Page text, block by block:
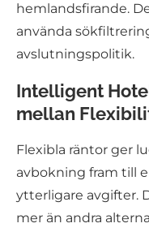
hemlandsfirande.
använda
avslutningspolitik.
Intelligent
mellan
Flexibla räntor ger
avbokning fram till
ytterligare avgifter.
mer än andra